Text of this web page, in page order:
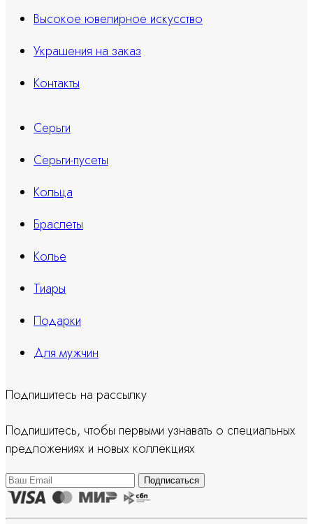
Высокое ювелирное искусство
Украшения на заказ
Контакты
Серьги
Серьги-пусеты
Кольца
Браслеты
Колье
Тиары
Подарки
Для мужчин
Подпишитесь на рассылку
Подпишитесь, чтобы первыми узнавать о специальных
предложениях и новых коллекциях